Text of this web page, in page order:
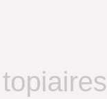
du
topiaires